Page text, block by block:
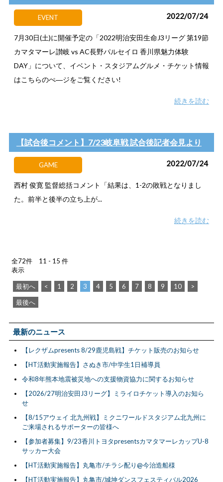
EVENT 2022/07/24
7月30日(土)に開催予定の「2022明治安田生命J3リーグ 第19節
カマタマーレ讃岐 vs AC長野パルセイロ 香川県魅力体験
DAY」について、イベント・スタジアムグルメ・チケット情報
はこちらのぺ―ジをご覧ください!
続きを読む
【試合後コメント】7/23岐阜戦 試合後記者会見より
GAME 2022/07/24
西村 俊寛 監督総括コメント「結果は、1-2の敗戦となりまし
た。前半と後半の立ち上が...
続きを読む
全72件 11 - 15 件
表示
最初へ < 1 2 3 4 5 6 7 8 9 10
>
最後へ
最新のニュース
【レクザムpresents 8/29鹿児島戦】チケット販売のお知らせ
【HT活動実施報告】さぬき市/中学生1日補導員
令和8年熊本地震被災地への支援物資協力に関するお知らせ
【2026/27明治安田J3リーグ】ミライロチケット導入のお知ら
せ
【8/15アウェイ 北九州戦】ミクニワールドスタジアム北九州に
ご来場されるサポーターの皆様へ
【参加者募集】9/23香川トヨタpresentsカマタマーレカップU-8
サッカー大会
【HT活動実施報告】丸亀市/チラシ配り@今治造船様
【HT活動実施報告】丸亀市/城坤ダンスフェスティバル2026